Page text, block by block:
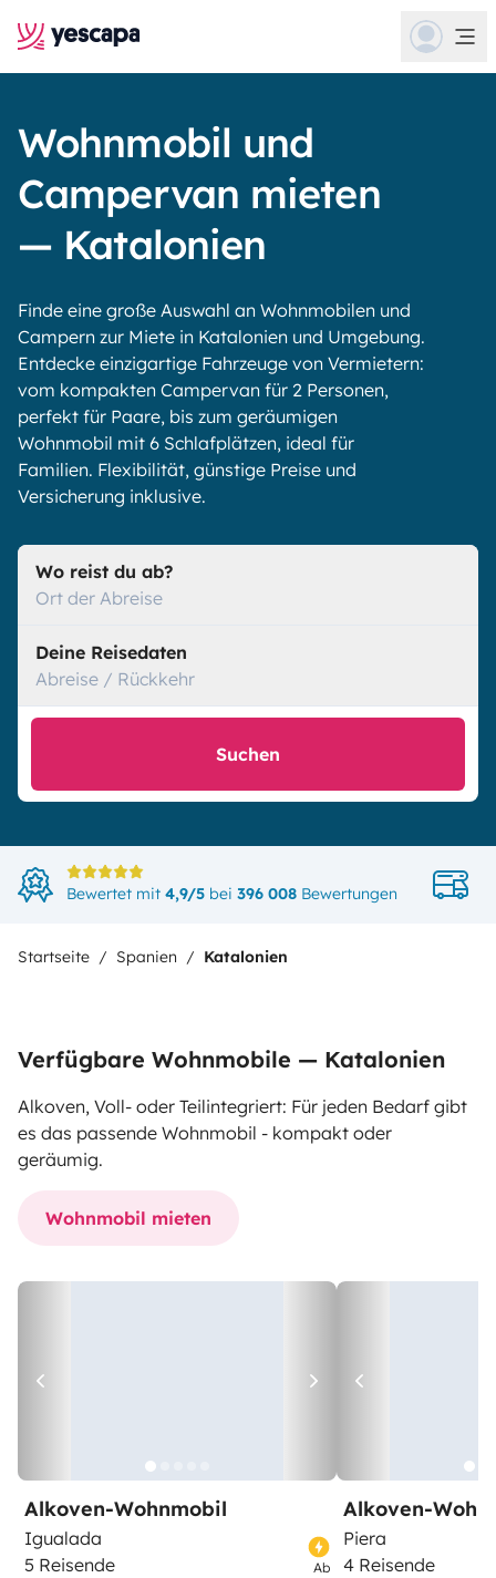
Wohnmobil und
Campervan mieten
— Katalonien
Finde eine große Auswahl an Wohnmobilen und
Campern zur Miete in Katalonien und Umgebung.
Entdecke einzigartige Fahrzeuge von Vermietern:
vom kompakten Campervan für 2 Personen,
perfekt für Paare, bis zum geräumigen
Wohnmobil mit 6 Schlafplätzen, ideal für
Familien. Flexibilität, günstige Preise und
Versicherung inklusive.
Wo reist du ab?
Ort der Abreise
Deine Reisedaten
Abreise / Rückkehr
Suchen
Bewertet mit 4,9/5 bei 396 008 Bewertungen
Startseite Spanien Katalonien
Verfügbare Wohnmobile — Katalonien
Alkoven, Voll- oder Teilintegriert: Für jeden Bedarf gibt
es das passende Wohnmobil - kompakt oder
geräumig.
Wohnmobil mieten
Alkoven-Wohnmobil
Igualada
5 Reisende
Ab
Alkoven-
Piera
4 Reisende